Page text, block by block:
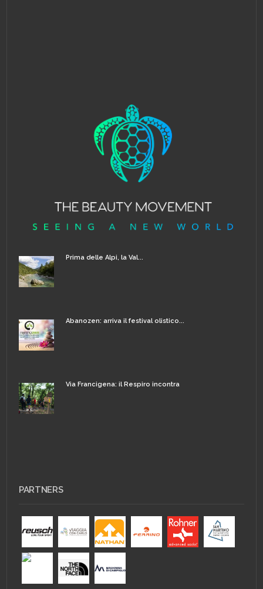
Prima delle Alpi, la Val...
Abanozen: arriva il festival olistico...
Via Francigena: il Respiro incontra
PARTNERS